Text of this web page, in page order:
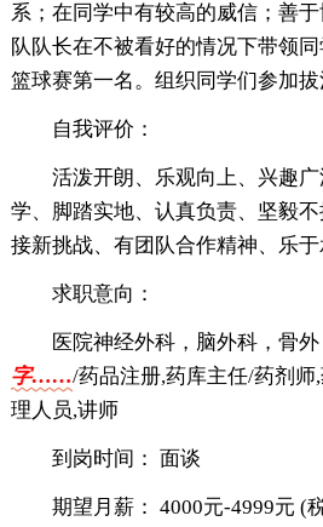
系；在同学中有较高的威信；善
队队长在不被看好的情况下带领
篮球赛第一名。组织同学们参加拔
自我评价：
活泼开朗、乐观向上、兴趣
学、脚踏实地、认真负责、坚毅
接新挑战、有团队合作精神、乐于
求职意向：
医院神经外科，脑外科，骨外
字……/药品注册,药库主任/药剂师
理人员,讲师
到岗时间： 面谈
期望月薪： 4000元-4999元 (